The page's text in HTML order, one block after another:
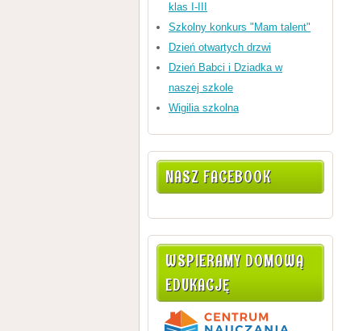
klas I-III
Szkolny konkurs "Mam talent"
Dzień otwartych drzwi
Dzień Babci i Dziadka w
naszej szkole
Wigilia szkolna
NASZ FACEBOOK
WSPIERAMY DOMOWĄ
EDUKACJĘ